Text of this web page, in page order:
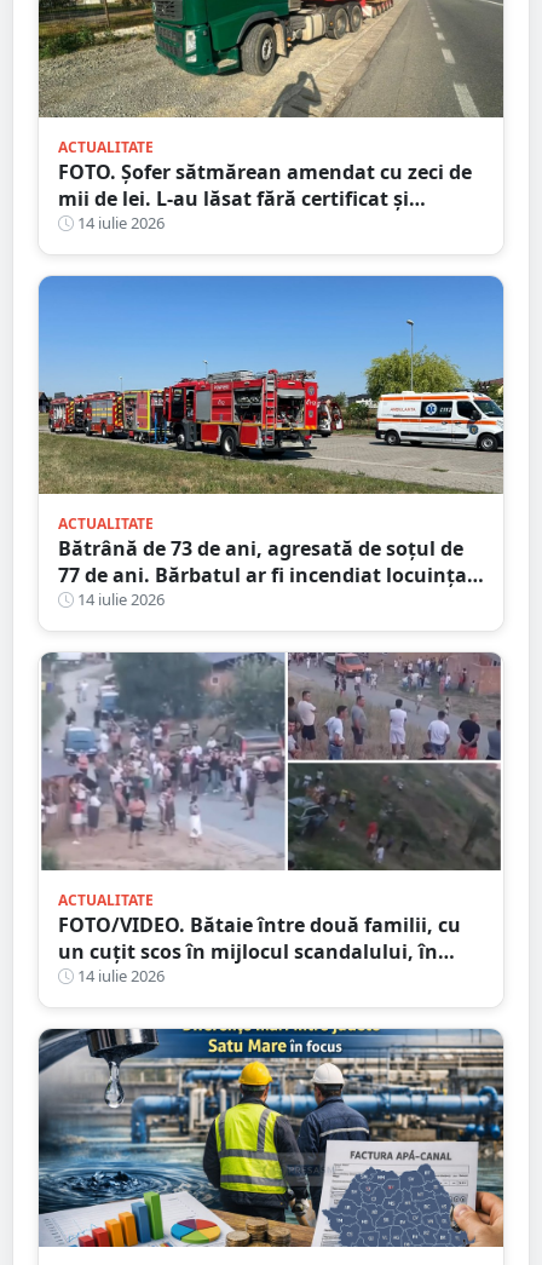
ACTUALITATE
FOTO. Șofer sătmărean amendat cu zeci de
mii de lei. L-au lăsat fără certificat și
plăcuțe
14 iulie 2026
ACTUALITATE
Bătrână de 73 de ani, agresată de soțul de
77 de ani. Bărbatul ar fi incendiat locuința
din județul Satu Mare
14 iulie 2026
ACTUALITATE
FOTO/VIDEO. Bătaie între două familii, cu
un cuțit scos în mijlocul scandalului, în
Satu Mare. 400 de persoane la fața locului
14 iulie 2026